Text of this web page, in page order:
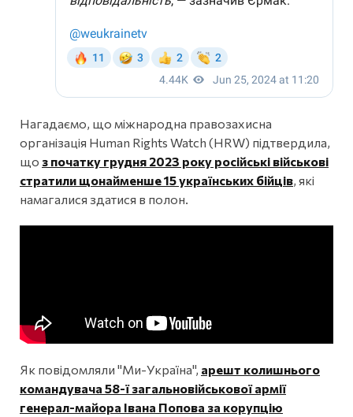
Нагадаємо, що міжнародна правозахисна
організація Human Rights Watch (HRW) підтвердила,
що з початку грудня 2023 року російські військові
стратили щонайменше 15 українських бійців, які
намагалися здатися в полон.
Як повідомляли "Ми-Україна", арешт колишнього
командувача 58-ї загальновійськової армії
генерал-майора Івана Попова за корупцію